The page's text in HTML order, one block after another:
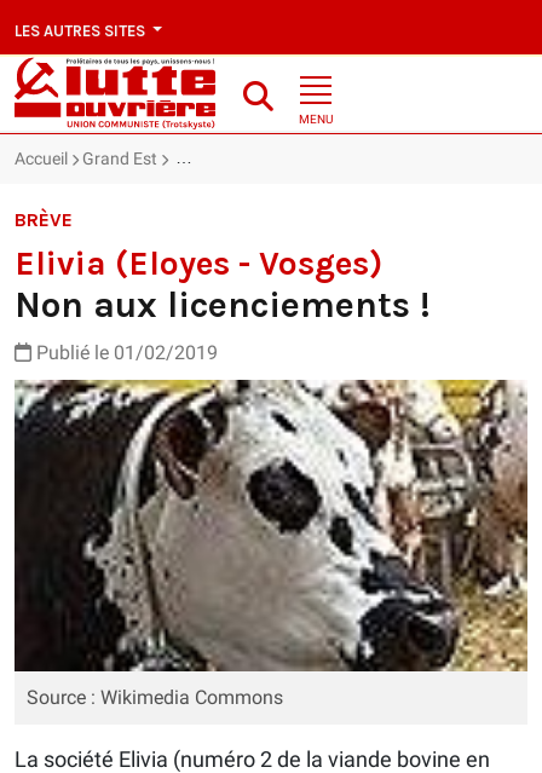
LES AUTRES SITES
MENU
Accueil Grand Est Elivia (Eloyes - Vosges) : Non aux licenciements !
BRÈVE
Elivia (Eloyes - Vosges)
Non aux licenciements !
Publié le 01/02/2019
Source : Wikimedia Commons
La société Elivia (numéro 2 de la viande bovine en